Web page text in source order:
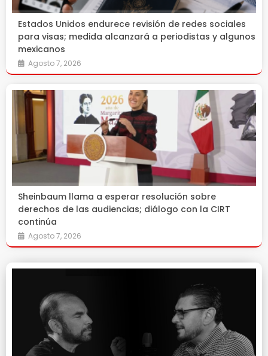
Estados Unidos endurece revisión de redes sociales
para visas; medida alcanzará a periodistas y algunos
mexicanos
Agosto 7, 2026
Sheinbaum llama a esperar resolución sobre
derechos de las audiencias; diálogo con la CIRT
continúa
Agosto 7, 2026